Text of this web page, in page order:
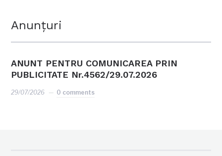
Anunțuri
ANUNT PENTRU COMUNICAREA PRIN
PUBLICITATE Nr.4562/29.07.2026
29/07/2026 0 comments